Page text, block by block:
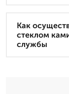
Как
стеклом
службы